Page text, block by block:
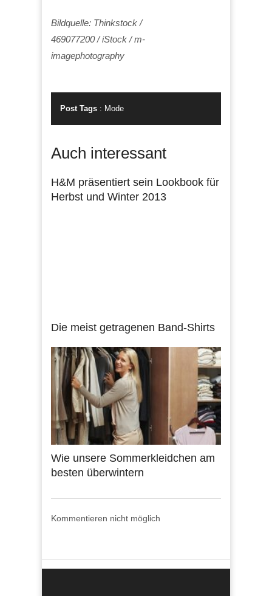
Bildquelle: Thinkstock /
469077200 / iStock / m-
imagephotography
Post Tags : Mode
Auch interessant
H&M präsentiert sein Lookbook für
Herbst und Winter 2013
Die meist getragenen Band-Shirts
Wie unsere Sommerkleidchen am
besten überwintern
Kommentieren nicht möglich